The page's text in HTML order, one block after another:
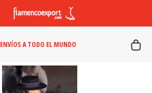
ENVÍOS A TODO EL MUNDO